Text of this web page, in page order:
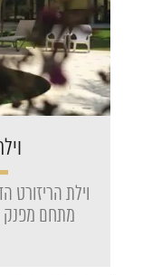
וילת הריזורט
מתחם מפנק